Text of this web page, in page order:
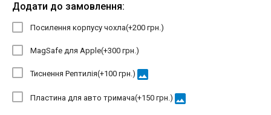
Додати до замовлення:
Посилення корпусу чохла(+200 грн.)
MagSafe для Apple(+300 грн.)
Тиснення Рептилія(+100 грн.) image
Пластина для авто тримача(+150 грн.) image